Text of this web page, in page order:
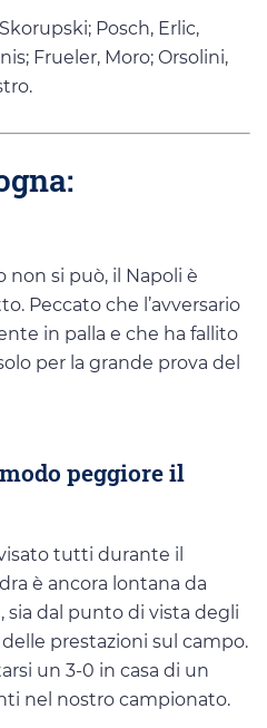
Posch, Erlic,
Frueler, Moro; Orsolini,
non si può, il Napoli è
Peccato che l’avversario
in palla e che ha fallito
per la grande prova del
peggiore il
tutti durante il
è ancora lontana da
sia dal punto di vista degli
prestazioni sul campo.
un 3-0 in casa di un
nel nostro campionato.